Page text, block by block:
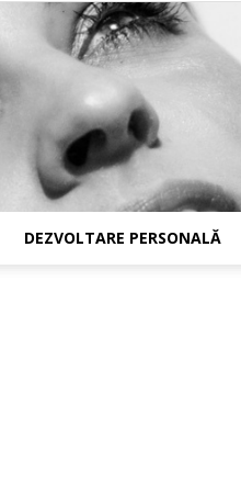
DEZVOLTARE PERSONALĂ